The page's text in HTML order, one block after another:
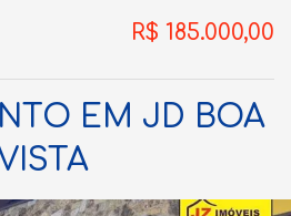
R$ 185.000,00
EM JD BOA